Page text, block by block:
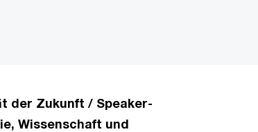
der Zukunft / Speaker-
Wissenschaft und